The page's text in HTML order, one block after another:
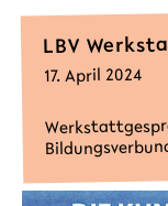
LBV
17. April 2024